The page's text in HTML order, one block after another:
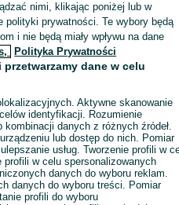
Wyślij wiadomość
nimi, klikając poniżej lub w
polityki prywatności. Te wybory będą
i nie będą miały wpływu na dane
Polityka Prywatności
przetwarzamy dane w celu
Aktywne skanowanie
identyfikacji. Rozumienie
danych z różnych źródeł.
lub dostęp do nich. Pomiar
usług. Tworzenie profili w
w celu spersonalizowanych
danych do wyboru reklam.
danych do wyboru treści. Pomiar
profili do wyboru